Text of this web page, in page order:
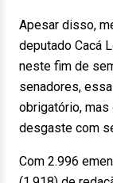
Apesar disso,
deputado Cacá
neste fim de
senadores,
obrigatório,
desgaste com
Com 2.996